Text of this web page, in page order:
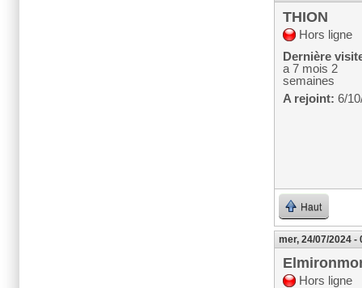
THION
Hors ligne
Dernière
a 7 mois 2
semaines
A rejoint: 6/
Haut
mer, 24/07/2024 -
Hors ligne